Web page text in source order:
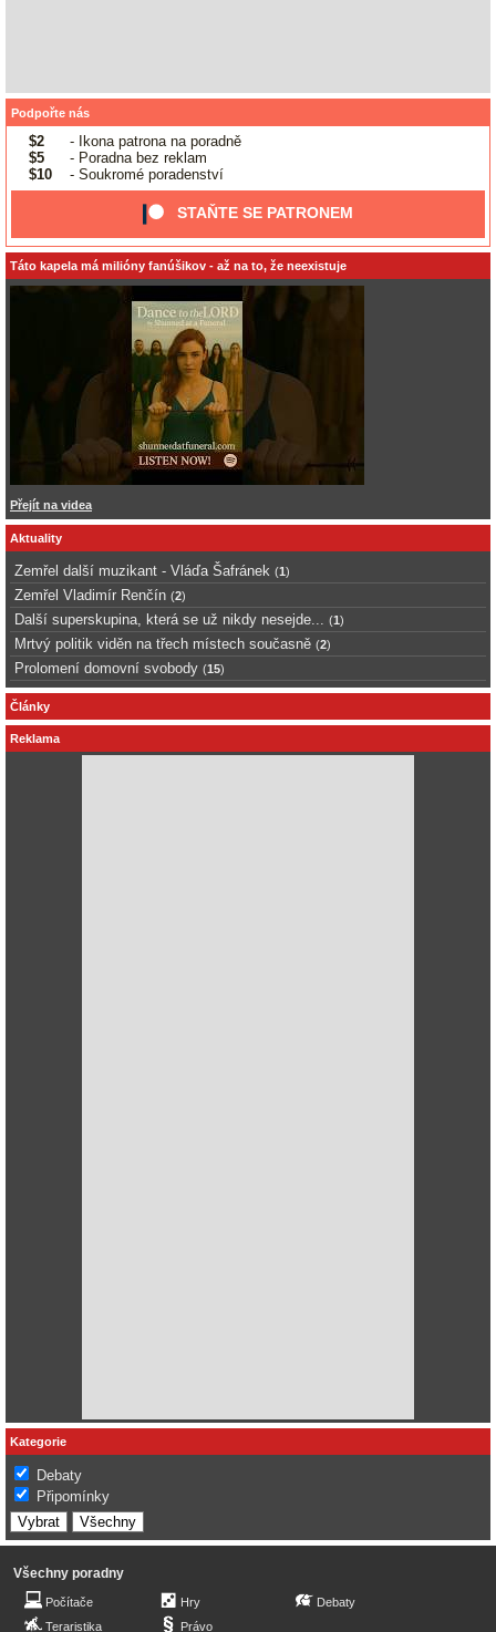
Podpořte nás
$2
- Ikona patrona na poradně
$5
- Poradna bez reklam
$10
- Soukromé poradenství
STAŇTE SE PATRONEM
Táto kapela má milióny fanúšikov - až na to, že neexistuje
Přejít na videa
Aktuality
Zemřel další muzikant - Vláďa Šafránek (1)
Zemřel Vladimír Renčín (2)
Další superskupina, která se už nikdy nesejde... (1)
Mrtvý politik viděn na třech místech současně (2)
Prolomení domovní svobody (15)
Články
Reklama
Kategorie
Debaty
Připomínky
Všechny poradny
Počítače
Teraristika
Hry
Právo
Debaty